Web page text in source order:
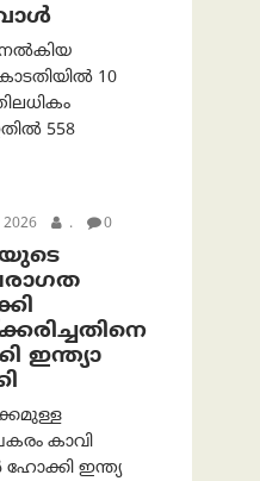
നൽകിയ
10
558
2026 . 0
ഇന്ത്യാ
കാവി
ഹോക്കി ഇന്ത്യ